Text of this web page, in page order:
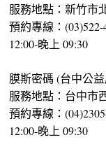
服務地點：新竹市
預約專線：
12:00-晚上 09:30
膜斯密碼 (台中公
服務地點：台中市
預約專線：
12:00-晚上 09:30